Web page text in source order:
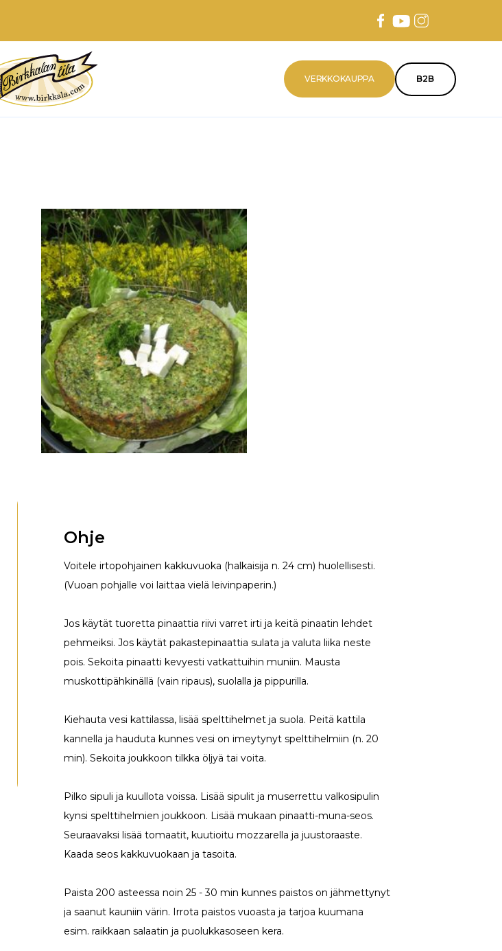
VERKKOKAUPPA B2B
Ohje
Voitele irtopohjainen kakkuvuoka (halkaisija n. 24 cm) huolellisesti.
(Vuoan pohjalle voi laittaa vielä leivinpaperin.)
Jos käytät tuoretta pinaattia riivi varret irti ja keitä pinaatin lehdet
pehmeiksi. Jos käytät pakastepinaattia sulata ja valuta liika neste
pois. Sekoita pinaatti kevyesti vatkattuihin muniin. Mausta
muskottipähkinällä (vain ripaus), suolalla ja pippurilla.
Kiehauta vesi kattilassa, lisää spelttihelmet ja suola. Peitä kattila
kannella ja hauduta kunnes vesi on imeytynyt spelttihelmiin (n. 20
min). Sekoita joukkoon tilkka öljyä tai voita.
Pilko sipuli ja kuullota voissa. Lisää sipulit ja muserrettu valkosipulin
kynsi spelttihelmien joukkoon. Lisää mukaan pinaatti-muna-seos.
Seuraavaksi lisää tomaatit, kuutioitu mozzarella ja juustoraaste.
Kaada seos kakkuvuokaan ja tasoita.
Paista 200 asteessa noin 25 - 30 min kunnes paistos on jähmettynyt
ja saanut kauniin värin. Irrota paistos vuoasta ja tarjoa kuumana
esim. raikkaan salaatin ja puolukkasoseen kera.